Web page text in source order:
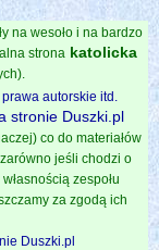
na wesoło i na bardzo
strona katolicka
autorskie itd.
stronie Duszki.pl
co do materiałów
jeśli chodzi o
zespołu
za zgodą ich
Duszki.pl